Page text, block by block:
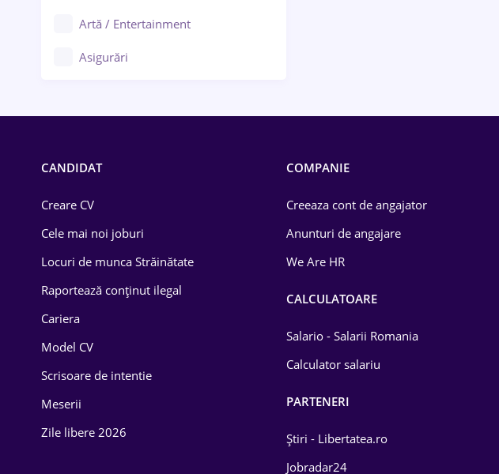
Artă / Entertainment
Asigurări
Drept
Educație / Training
Energetică
Farma
CANDIDAT
Creare CV
Cele mai noi joburi
Locuri de munca Străinătate
Raportează conținut ilegal
Cariera
Model CV
Scrisoare de intentie
Meserii
Zile libere 2026
COMPANIE
Creeaza cont de angajator
Anunturi de angajare
We Are HR
CALCULATOARE
Salario - Salarii Romania
Calculator salariu
PARTENERI
Știri - Libertatea.ro
Jobradar24